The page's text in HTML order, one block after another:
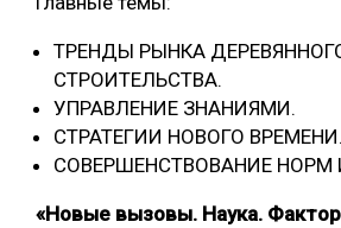
ТРЕНДЫ РЫНКА
СТРОИТЕЛЬСТВА.
УПРАВЛЕНИЕ ЗНАНИЯМИ.
СТРАТЕГИИ НОВОГО ВРЕМЕНИ.
СОВЕРШЕНСТВОВАНИЕ НОРМ
«Новые вызовы. Наука.